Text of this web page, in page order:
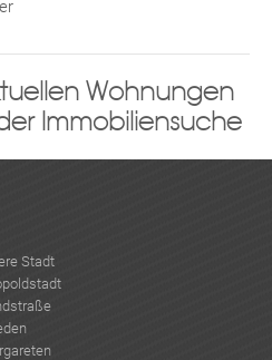
Wohnungen
Immobiliensuche
Stadt